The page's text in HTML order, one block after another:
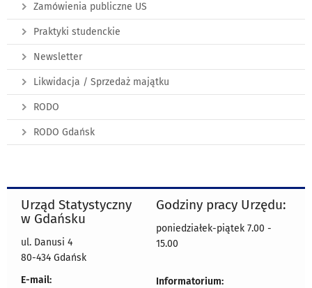
Zamówienia publiczne US
Praktyki studenckie
Newsletter
Likwidacja / Sprzedaż majątku
RODO
RODO Gdańsk
Urząd Statystyczny
w Gdańsku
ul. Danusi 4
80-434 Gdańsk
E-mail:
Godziny pracy Urzędu:
poniedziałek-piątek 7.00 -
15.00
Informatorium: